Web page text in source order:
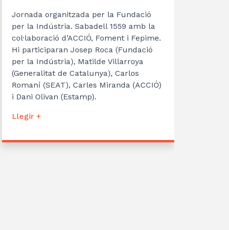
Jornada organitzada per la Fundació
per la Indústria. Sabadell 1559 amb la
col·laboració d’ACCIÓ, Foment i Fepime.
Hi participaran Josep Roca (Fundació
per la Indústria), Matilde Villarroya
(Generalitat de Catalunya), Carlos
Romaní (SEAT), Carles Miranda (ACCIÓ)
i Dani Olivan (Estamp).
Llegir +